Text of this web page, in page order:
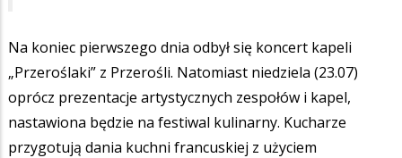
Na koniec pierwszego dnia odbył się koncert kapeli
„Przeroślaki” z Przerośli. Natomiast niedziela (23.07)
oprócz prezentacje artystycznych zespołów i kapel,
nastawiona będzie na festiwal kulinarny. Kucharze
przygotują dania kuchni francuskiej z użyciem